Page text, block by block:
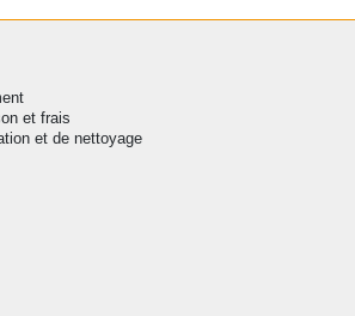
et frais
et de nettoyage